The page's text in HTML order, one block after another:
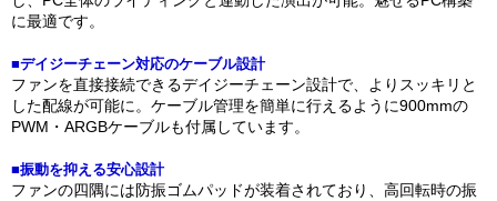
に最適です。
■デイジーチェーン対応のケーブル設計
ファンを直接接続できるデイジーチェーン設計で、よりスッキリと
した配線が可能に。ケーブル管理を簡単に行えるように900mmの
PWM・ARGBケーブルも付属しています。
■振動を抑える安心設計
ファンの四隅には防振ゴムパッドが装着されており、高回転時の振